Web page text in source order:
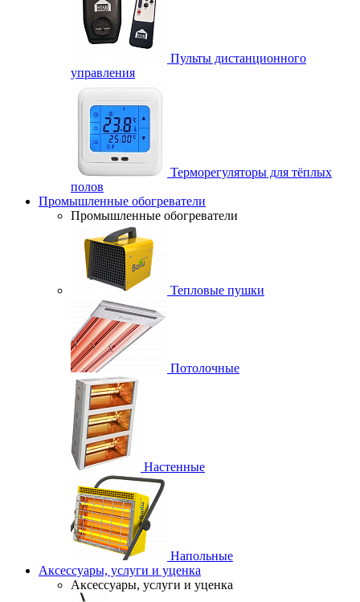
Пульты дистанционного
управления
Терморегуляторы для тёплых
полов
Промышленные обогреватели
Промышленные обогреватели
Тепловые пушки
Потолочные
Настенные
Напольные
Аксессуары, услуги и уценка
Аксессуары, услуги и уценка